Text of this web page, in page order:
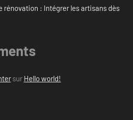
rénovation : Intégrer les artisans dès
sur Hello world!